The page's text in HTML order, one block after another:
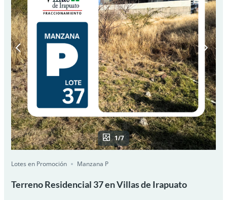
1/7
Lotes en Promoción Manzana P
Terreno Residencial 37 en Villas de Irapuato